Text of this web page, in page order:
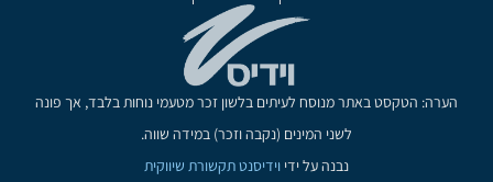
הערה: הטקסט באתר מנוסח לעיתים בלשון זכר מטעמי נוחות בלבד, אך פונה
לשני המינים (נקבה וזכר) במידה שווה.
נבנה על ידי וידיסנט תקשורת שיווקית